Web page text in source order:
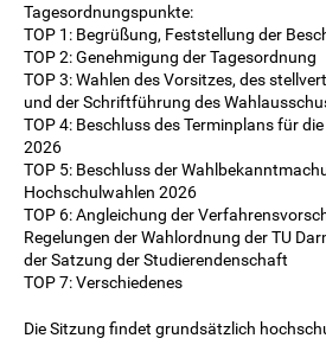
Tagesordnungspunkte:
TOP 1: Begrüßung, Feststellung der
TOP 2: Genehmigung der Tagesordnung
TOP 3: Wahlen des Vorsitzes, des
und der Schriftführung des
TOP 4: Beschluss des Terminplans für
2026
TOP 5: Beschluss der
Hochschulwahlen 2026
TOP 6: Angleichung der
Regelungen der Wahlordnung der TU
der Satzung der Studierendenschaft
TOP 7: Verschiedenes
Die Sitzung findet grundsätzlich